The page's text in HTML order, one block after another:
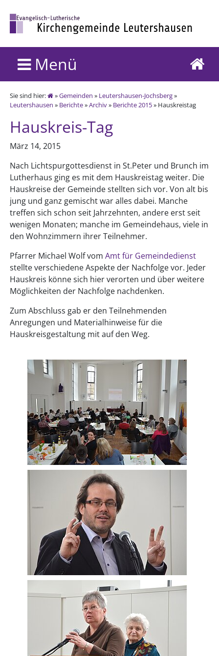
Menü
Sie sind hier: »Gemeinden » Leutershausen-Jochsberg»
Leutershausen » Berichte»Archiv» Berichte 2015» Hauskreistag
Hauskreis-Tag
März 14, 2015
Nach Lichtspurgottesdienst in St.Peter und Brunch im
Lutherhaus ging es mit dem Hauskreistag weiter. Die
Hauskreise der Gemeinde stellten sich vor. Von alt bis
jung und ganz gemischt war alles dabei. Manche
treffen sich schon seit Jahrzehnten, andere erst seit
wenigen Monaten; manche im Gemeindehaus, viele in
den Wohnzimmern ihrer Teilnehmer.
Pfarrer Michael Wolf vom Amt für Gemeindedienst
stellte verschiedene Aspekte der Nachfolge vor. Jeder
Hauskreis könne sich hier verorten und über weitere
Möglichkeiten der Nachfolge nachdenken.
Zum Abschluss gab er den Teilnehmenden
Anregungen und Materialhinweise für die
Hauskreisgestaltung mit auf den Weg.